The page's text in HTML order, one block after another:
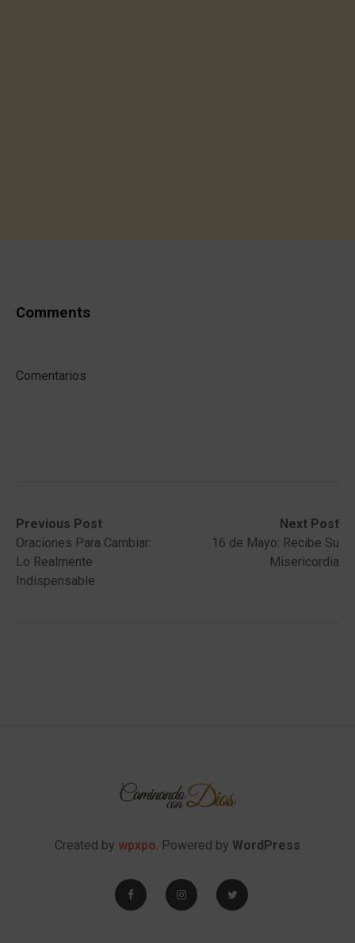
Comments
Comentarios
Post
navigation
Previous Post
Previous
post:Oraciones Para Cambiar:
Lo Realmente
Indispensable
Next Post
Next
post:
16 de Mayo: Recibe Su
Misericordia
Created by wpxpo. Powered by WordPress